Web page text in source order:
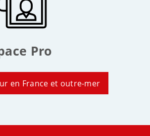
Pro
en France et outre-mer